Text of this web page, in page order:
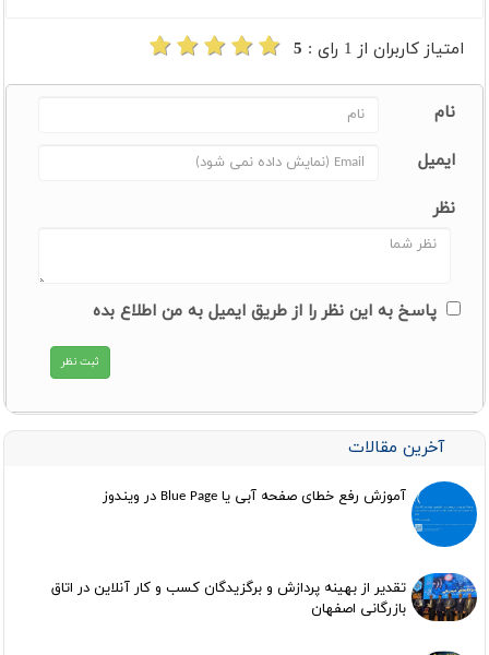
امتیاز کاربران از 1 رای : 5
نام
ایمیل
نظر
پاسخ به این نظر را از طریق ایمیل به من اطلاع بده
آخرین مقالات
آموزش رفع خطای صفحه آبی یا Blue Page در ویندوز
تقدیر از بهینه پردازش و برگزیدگان کسب و کار آنلاین در اتاق
بازرگانی اصفهان